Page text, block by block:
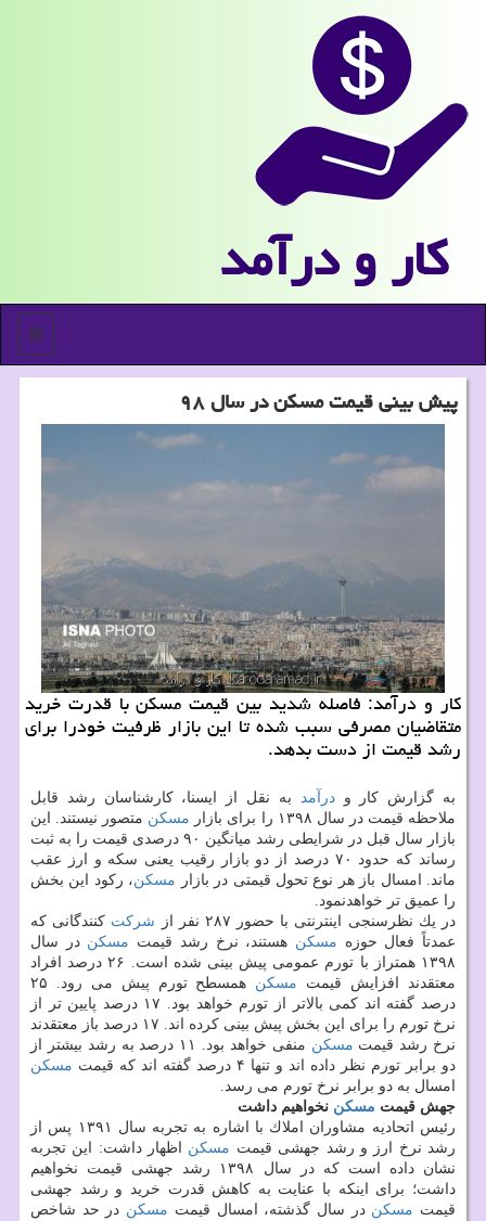
كار و درآمد
منو
پیش بینی قیمت مسكن در سال ۹۸
كار و درآمد: فاصله شدید بین قیمت مسكن با قدرت خرید
متقاضیان مصرفی سبب شده تا این بازار ظرفیت خودرا برای
رشد قیمت از دست بدهد.
به گزارش كار ودرآمد به نقل از ایسنا، كارشناسان رشد قابل
ملاحظه قیمت در سال ۱۳۹۸ را برای بازار
مسكن متصور نیستند. این
بازار سال قبل در شرایطی رشد میانگین ۹۰ درصدی قیمت را به ثبت
رساند كه حدود ۷۰ درصد از دو بازار رقیب یعنی سكه و ارز عقب
ماند. امسال باز هر نوع تحول قیمتی در بازار مسكن، ركود این بخش
را عمیق تر خواهدنمود.
در یك نظرسنجی اینترنتی با حضور ۲۸۷ نفر از
شركت كنندگانی كه
عمدتاً فعال حوزه مسكن هستند، نرخ رشد قیمت مسكن در سال
۱۳۹۸ همتراز با تورم عمومی پیش بینی شده است. ۲۶ درصد افراد
معتقدند افزایش قیمت مسكن
همسطح تورم پیش می رود. ۲۵
درصد گفته اند كمی بالاتر از تورم خواهد بود. ۱۷ درصد پایین تر از
نرخ تورم را برای این بخش پیش بینی كرده اند. ۱۷ درصد باز معتقدند
نرخ رشد قیمت مسكن
منفی خواهد بود. ۱۱ درصد به رشد بیشتر از
دو برابر تورم نظر داده اند و تنها ۴ درصد گفته اند كه قیمت
مسكن
امسال به دو برابر نرخ تورم می رسد.
جهش قیمت مسكن نخواهیم داشت
رئیس اتحادیه مشاوران املاك با اشاره به تجربه سال ۱۳۹۱ پس از
رشد نرخ ارز و رشد جهشی قیمت مسكن اظهار داشت: این تجربه
نشان داده است كه در سال ۱۳۹۸ رشد جهشی قیمت نخواهیم
داشت؛ برای اینكه با عنایت به كاهش قدرت خرید و رشد جهشی
قیمت مسكن در سال گذشته، امسال قیمت مسكن در حد شاخص